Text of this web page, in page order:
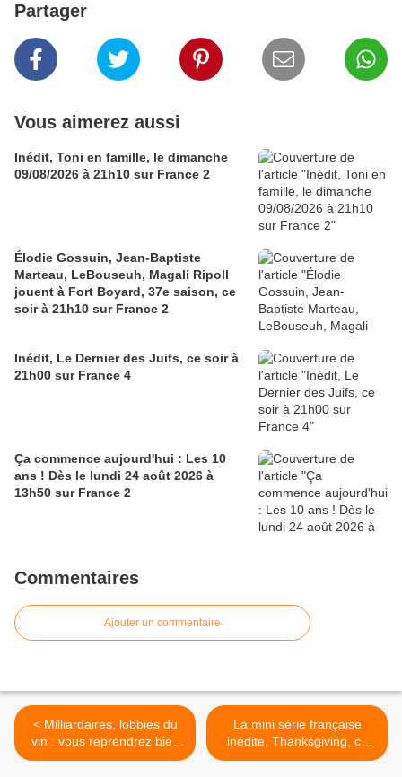
Partager
Vous aimerez aussi
Inédit, Toni en famille, le dimanche
09/08/2026 à 21h10 sur France 2
Élodie Gossuin, Jean-Baptiste
Marteau, LeBouseuh, Magali Ripoll
jouent à Fort Boyard, 37e saison, ce
soir à 21h10 sur France 2
Inédit, Le Dernier des Juifs, ce soir à
21h00 sur France 4
Ça commence aujourd'hui : Les 10
ans ! Dès le lundi 24 août 2026 à
13h50 sur France 2
Commentaires
Ajouter un commentaire
< Milliardaires, lobbies du
vin : vous reprendrez bien
un petit verre ? Ce soir à
La mini série française
inédite, Thanksgiving, ce
soir à 20h50 sur Arte >